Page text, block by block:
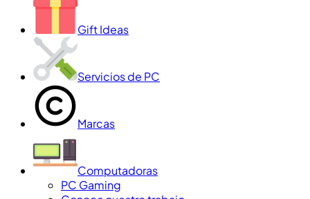
Gift Ideas
Servicios de PC
Marcas
Computadoras
PC Gaming